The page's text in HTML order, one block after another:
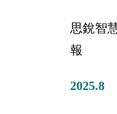
思銳智
報
2025.8